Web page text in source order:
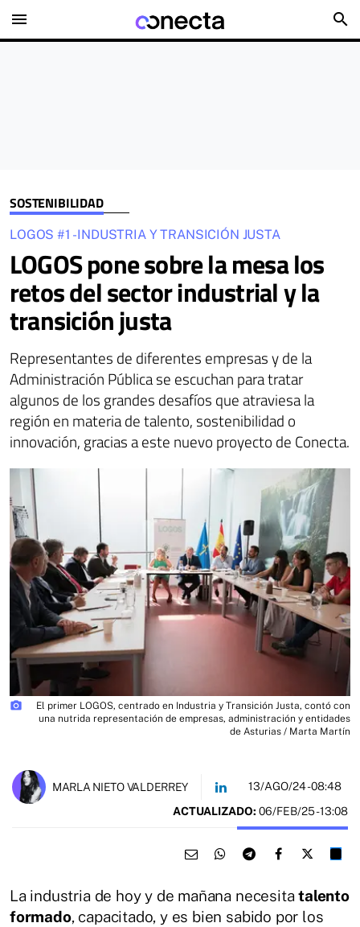
menu search
SOSTENIBILIDAD
LOGOS #1 - INDUSTRIA Y TRANSICIÓN JUSTA
LOGOS pone sobre la mesa los
retos del sector industrial y la
transición justa
Representantes de diferentes empresas y de la
Administración Pública se escuchan para tratar
algunos de los grandes desafíos que atraviesa la
región en materia de talento, sostenibilidad o
innovación, gracias a este nuevo proyecto de Conecta.
photo_camera
El primer LOGOS, centrado en Industria y Transición Justa, contó con
una nutrida representación de empresas, administración y entidades
de Asturias / Marta Martín
MARLA NIETO VALDERREY 13/AGO/24- 08:48
ACTUALIZADO: 06/FEB/25 - 13:08
La industria de hoy y de mañana necesitatalento
formado, capacitado, y es bien sabido por los